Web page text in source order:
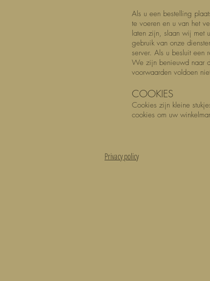
Als u een bestelling
te voeren en u van het
laten zijn, slaan wij met
gebruik van onze
server. Als u besluit een
We zijn benieuwd naar
voorwaarden voldoen
COOKIES
Cookies zijn kleine
cookies om uw
Privacy policy